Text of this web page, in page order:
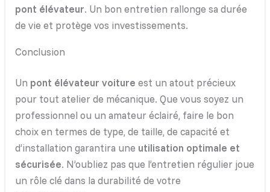
pont élévateur. Un bon entretien rallonge sa durée
de vie et protège vos investissements.
Conclusion
Un pont élévateur voiture est un atout précieux
pour tout atelier de mécanique. Que vous soyez un
professionnel ou un amateur éclairé, faire le bon
choix en termes de type, de taille, de capacité et
d’installation garantira une utilisation optimale et
sécurisée. N’oubliez pas que l’entretien régulier joue
un rôle clé dans la durabilité de votre